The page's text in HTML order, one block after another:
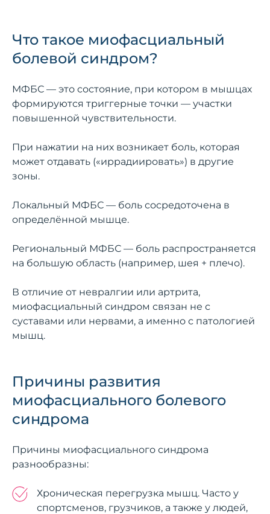
Что такое миофасциальный
болевой синдром?
МФБС — это состояние, при котором в мышцах
формируются триггерные точки — участки
повышенной чувствительности.
При нажатии на них возникает боль, которая
может отдавать («иррадиировать») в другие
зоны.
Локальный МФБС — боль сосредоточена в
определённой мышце.
Региональный МФБС — боль распространяется
на большую область (например, шея + плечо).
В отличие от невралгии или артрита,
миофасциальный синдром связан не с
суставами или нервами, а именно с патологией
мышц.
Причины развития
миофасциального болевого
синдрома
Причины миофасциального синдрома
разнообразны:
Хроническая перегрузка мышц. Часто у
спортсменов, грузчиков, а также у людей,